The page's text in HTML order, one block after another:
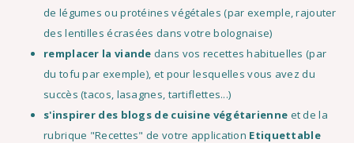
de légumes ou protéines végétales (par exemple, rajouter
des lentilles écrasées dans votre bolognaise)
remplacer la viande dans vos recettes habituelles (par
du tofu par exemple), et pour lesquelles vous avez du
succès (tacos, lasagnes, tartiflettes...)
s'inspirer des blogs de cuisine végétarienne et de la
rubrique "Recettes" de votre application Etiquettable